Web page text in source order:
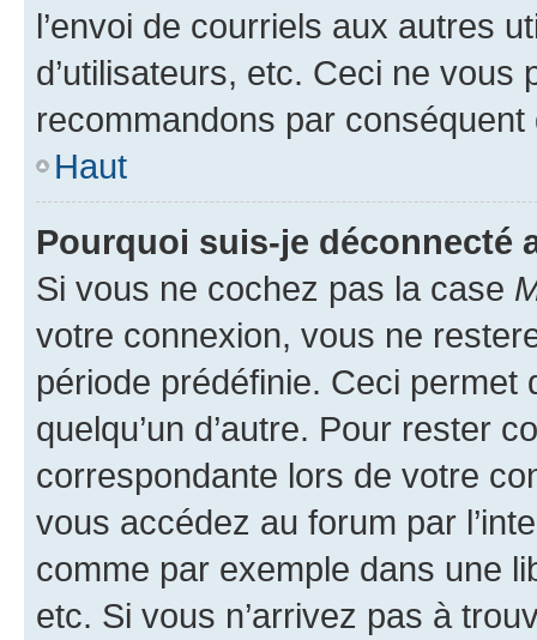
l’envoi de courriels aux autres
d’utilisateurs, etc. Ceci ne vous
recommandons par conséquent
Haut
Pourquoi suis-je déconnecté
Si vous ne cochez pas la case
votre connexion, vous ne
période prédéfinie. Ceci permet
quelqu’un d’autre. Pour rester
correspondante lors de votre
vous accédez au forum par
comme par exemple dans une
etc. Si vous n’arrivez pas à